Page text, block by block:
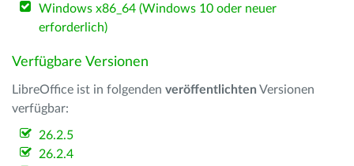
Windows x86_64 (Windows 10 oder neuer
erforderlich)
Verfügbare Versionen
LibreOffice ist in folgenden veröffentlichten Versionen
verfügbar:
26.2.5
26.2.4